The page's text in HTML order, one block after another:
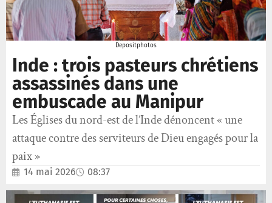
Depositphotos
Inde : trois pasteurs chrétiens
assassinés dans une
embuscade au Manipur
Les Églises du nord-est de l’Inde dénoncent « une
attaque contre des serviteurs de Dieu engagés pour la
paix »
14 mai 2026 08:37